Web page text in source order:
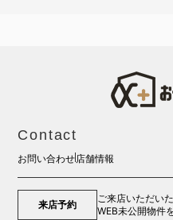
Contact
お問い合わせ 店舗情報
来店予約
ご来店いただい
WEB未公開物件